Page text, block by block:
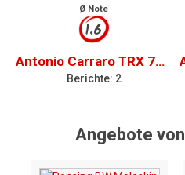
Ø Note
1.6
Antonio Carraro TRX 7800S
Berichte: 2
Angebote von